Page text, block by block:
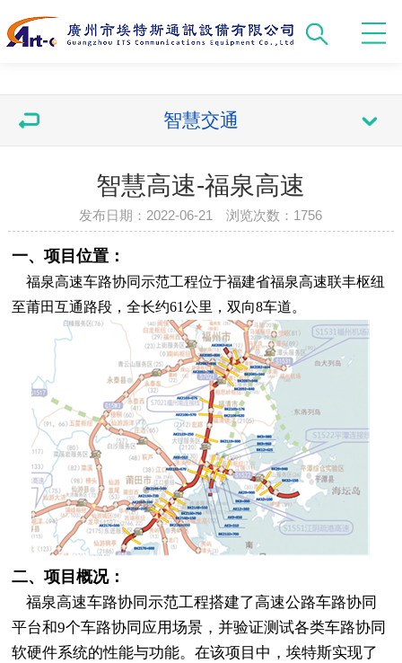
智慧交通
智慧高速-福泉高速
发布日期：2022-06-21 浏览次数： 1756
一、项目位置：
福泉高速车路协同示范工程位于福建省福泉高速联丰枢纽
至莆田互通路段，全长约61公里，双向8车道。
二、项目概况：
福泉高速车路协同示范工程搭建了高速公路车路协同
平台和9个车路协同应用场景，并验证测试各类车路协同
软硬件系统的性能与功能。在该项目中，埃特斯实现了